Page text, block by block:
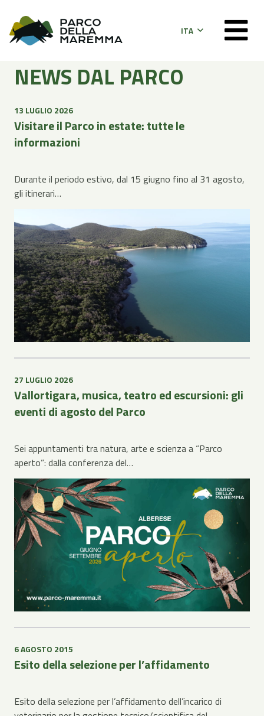
ITA
NEWS DAL PARCO
13 LUGLIO 2026
Visitare il Parco in estate: tutte le
informazioni
Durante il periodo estivo, dal 15 giugno fino al 31 agosto,
gli itinerari…
27 LUGLIO 2026
Vallortigara, musica, teatro ed escursioni: gli
eventi di agosto del Parco
Sei appuntamenti tra natura, arte e scienza a “Parco
aperto”: dalla conferenza del…
6 AGOSTO 2015
Esito della selezione per l’affidamento
Esito della selezione per l’affidamento dell’incarico di